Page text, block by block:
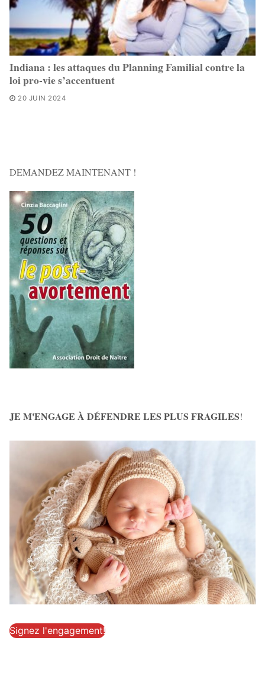
Indiana : les attaques du Planning Familial contre la
loi pro-vie s’accentuent
20 JUIN 2024
DEMANDEZ MAINTENANT !
JE M'ENGAGE À DÉFENDRE LES PLUS FRAGILES!
Signez l'engagement!